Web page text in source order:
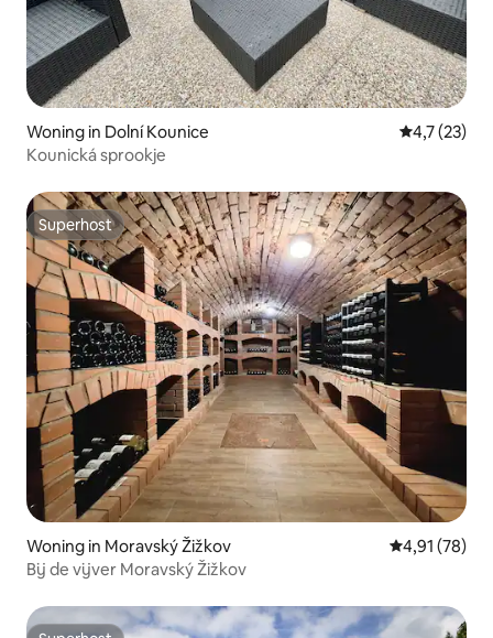
Woning in Dolní Kounice
4,7 (23)
Kounická sprookje
Superhost
Superhost
Woning in Moravský Žižkov Gemiddelde
4,91 (78)
Bij de vijver Moravský Žižkov